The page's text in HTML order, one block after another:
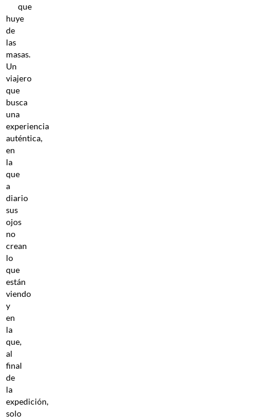
que
huye
de
las
masas.
Un
viajero
que
busca
una
experiencia
auténtica,
en
la
que
a
diario
sus
ojos
no
crean
lo
que
están
viendo
y
en
la
que,
al
final
de
la
expedición,
solo